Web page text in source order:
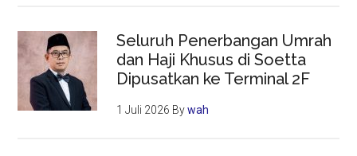
Seluruh Penerbangan Umrah
dan Haji Khusus di Soetta
Dipusatkan ke Terminal 2F
1 Juli 2026 Bywah